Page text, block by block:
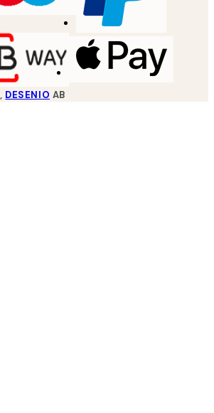
, DESENIO AB